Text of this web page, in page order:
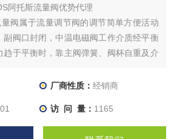
阿托斯流量阀优势代理
阀属于流量调节阀的调节简单方便活动
副阀口封闭，中温电磁阀工作介质经平衡
趋于平衡时，靠主阀弹簧、阀杯自重及介
打开，主阀杯内压力迅速消失，介质压
厂商性质： 经销商
访 问 量： 1165